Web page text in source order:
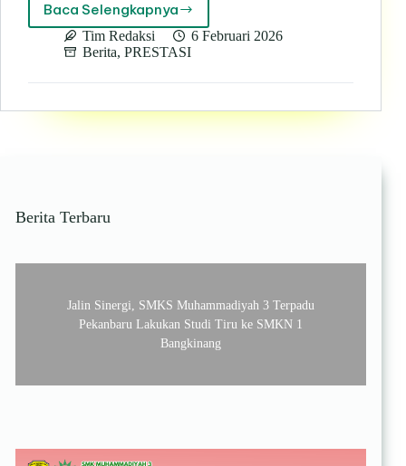
Baca Selengkapnya
SMK
Muhammadiyah
03
siap
di
Tim Redaksi
6 Februari 2026
Berita, PRESTASI
Berita Terbaru
Jalin Sinergi, SMKS Muhammadiyah 3 Terpadu
Pekanbaru Lakukan Studi Tiru ke SMKN 1
Bangkinang